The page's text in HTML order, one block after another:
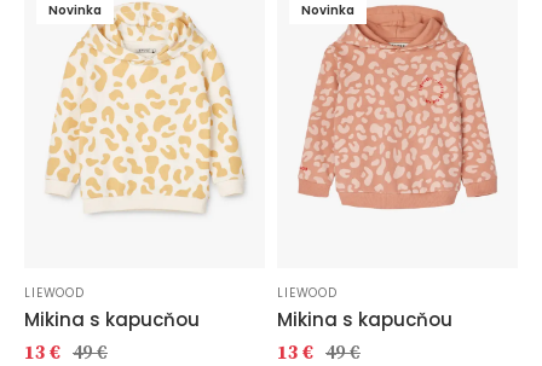
Novinka
LIEWOOD
Mikina s kapucňou
13 € 49 €
Novinka
LIEWOOD
Mikina s kapucňou
13 € 49 €